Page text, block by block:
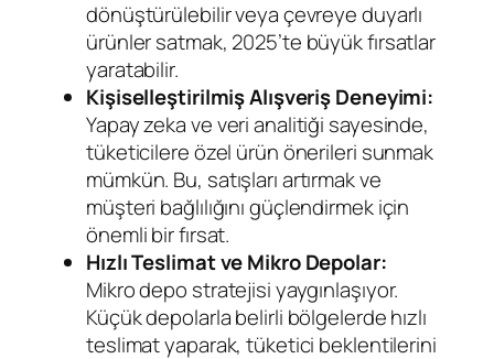
dönüştürülebilir veya çevreye duyarlı
ürünler satmak, 2025’te büyük fırsatlar
yaratabilir.
Kişiselleştirilmiş Alışveriş Deneyimi:
Yapay zeka ve veri analitiği sayesinde,
tüketicilere özel ürün önerileri sunmak
mümkün. Bu, satışları artırmak ve
müşteri bağlılığını güçlendirmek için
önemli bir fırsat.
Hızlı Teslimat ve Mikro Depolar:
Mikro depo stratejisi yaygınlaşıyor.
Küçük depolarla belirli bölgelerde hızlı
teslimat yaparak, tüketici beklentilerini